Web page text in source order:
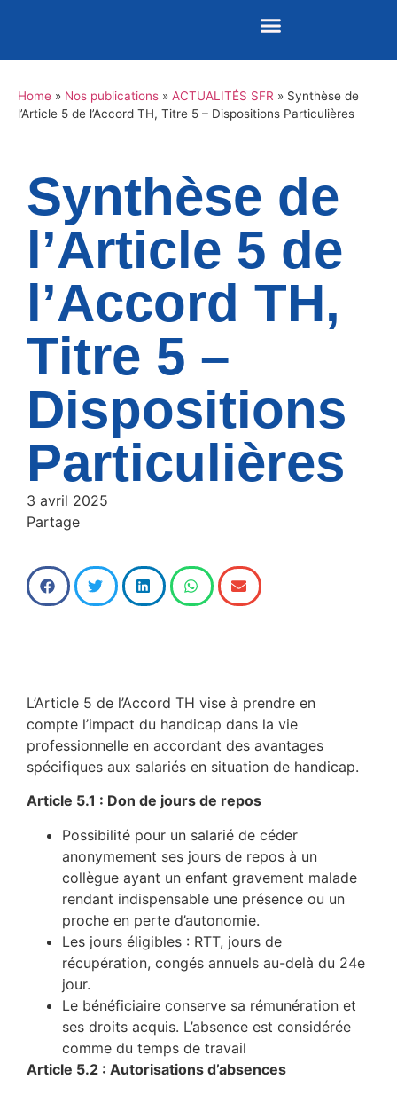
Home » Nos publications » ACTUALITÉS SFR » Synthèse de
l’Article 5 de l’Accord TH, Titre 5 – Dispositions Particulières
Synthèse de
l’Article 5 de
l’Accord TH,
Titre 5 –
Dispositions
Particulières
3 avril 2025
Partage
L’Article 5 de l’Accord TH vise à prendre en
compte l’impact du handicap dans la vie
professionnelle en accordant des avantages
spécifiques aux salariés en situation de handicap.
Article 5.1 : Don de jours de repos
Possibilité pour un salarié de céder
anonymement ses jours de repos à un
collègue ayant un enfant gravement malade
rendant indispensable une présence ou un
proche en perte d’autonomie.
Les jours éligibles : RTT, jours de
récupération, congés annuels au-delà du 24e
jour.
Le bénéficiaire conserve sa rémunération et
ses droits acquis. L’absence est considérée
comme du temps de travail
Article 5.2 : Autorisations d’absences